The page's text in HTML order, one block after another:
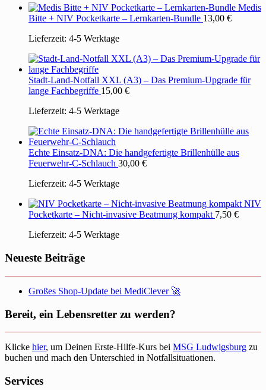
Medis
Bitte + NIV Pocketkarte – Lernkarten-Bundle 13,00 €
Lieferzeit: 4-5 Werktage
Stadt-Land-Notfall XXL (A3) – Das Premium-Upgrade für
lange Fachbegriffe 15,00 €
Lieferzeit: 4-5 Werktage
Echte Einsatz-DNA: Die handgefertigte Brillenhülle aus
Feuerwehr-C-Schlauch 30,00 €
Lieferzeit: 4-5 Werktage
NIV
Pocketkarte – Nicht-invasive Beatmung kompakt 7,50 €
Lieferzeit: 4-5 Werktage
Neueste Beiträge
Großes Shop-Update bei MediClever 🚀
Bereit, ein Lebensretter zu werden?
Klicke hier, um Deinen Erste-Hilfe-Kurs bei MSG Ludwigsburg zu
buchen und mach den Unterschied in Notfallsituationen.
Services